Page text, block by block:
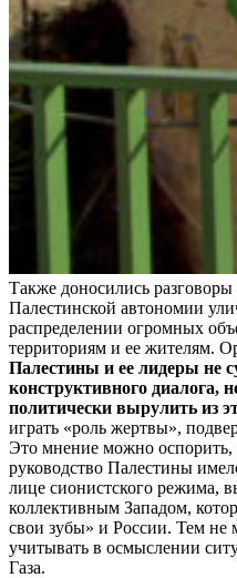
Также доносились разговоры
Палестинской автономии
распределении огромных
территориям и ее жителям.
Палестины и ее лидеры не
конструктивного диалога,
политически вырулить из
играть «роль жертвы»,
Это мнение можно оспорить,
руководство Палестины
лице сионистского режима,
коллективным Западом,
свои зубы» и России. Тем не
учитывать в осмыслении
Газа.